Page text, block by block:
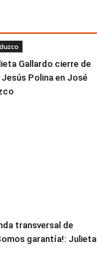
Gallardo cierre de
Polina en José
transversal de
garantía!: Julieta